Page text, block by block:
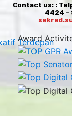
Contact us: :
4424 -
Award